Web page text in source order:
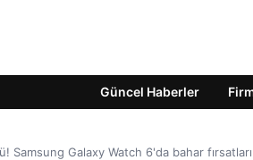
Güncel Haberler
Samsung Galaxy Watch 6'da bahar